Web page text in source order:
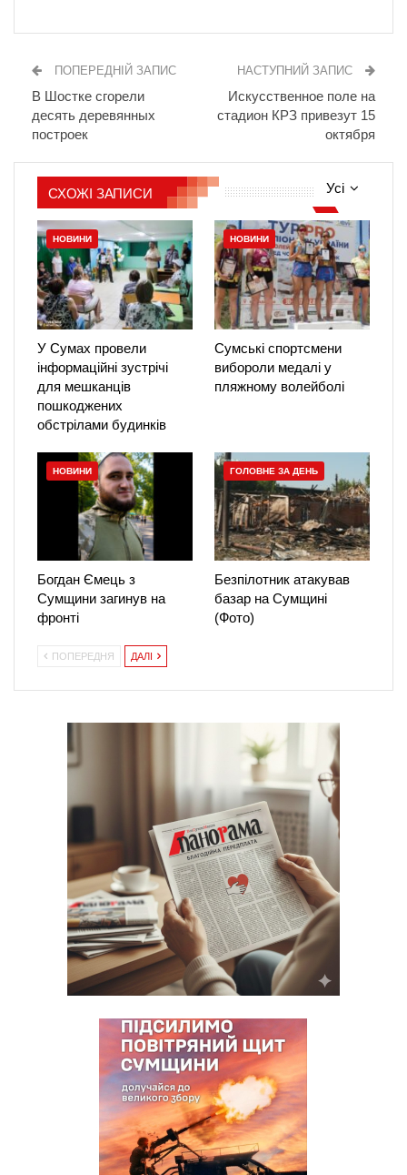
ПОПЕРЕДНІЙ ЗАПИС
В Шостке сгорели
десять деревянных
построек
НАСТУПНИЙ ЗАПИС
Искусственное поле на
стадион КРЗ привезут 15
октября
Усі
СХОЖІ ЗАПИСИ
НОВИНИ
У Сумах провели
інформаційні зустрічі
для мешканців
пошкоджених
обстрілами будинків
НОВИНИ
Сумські спортсмени
вибороли медалі у
пляжному волейболі
НОВИНИ
Богдан Ємець з
Сумщини загинув на
фронті
ГОЛОВНЕ ЗА ДЕНЬ
Безпілотник атакував
базар на Сумщині
(Фото)
ПОПЕРЕДНЯ ДАЛІ